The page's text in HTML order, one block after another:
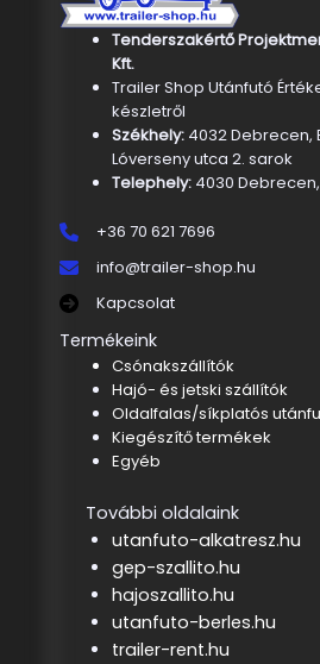
Tenderszakértő
Kft.
Trailer Shop Utánfutó
készletről
Székhely: 4032 Debrecen,
Lóverseny utca 2. sarok
Telephely:4030 Debrecen,
+36 70 621 7696
info@trailer-shop.hu
Kapcsolat
Termékeink
Csónakszállítók
Hajó- és jetski szállítók
Oldalfalas/síkplatós
Kiegészítő termékek
Egyéb
További oldalaink
utanfuto-alkatresz.hu
gep-szallito.hu
hajoszallito.hu
utanfuto-berles.hu
trailer-rent.hu